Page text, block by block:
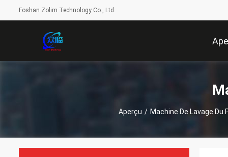
Foshan Zolim Technology Co., Ltd.
Aperçu / Machine De Lavage Du